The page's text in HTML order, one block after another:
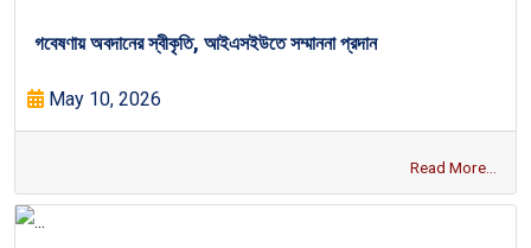
গবেষণায় অবদানের স্বীকৃতি, আইএসইউতে সম্মাননা প্রদান
May 10, 2026
Read More...